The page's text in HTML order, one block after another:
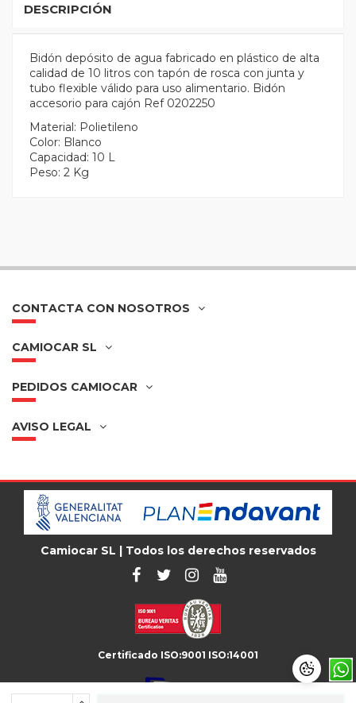
DESCRIPCIÓN
Bidón depósito de agua fabricado en plástico de alta
calidad de 10 litros con tapón de rosca con junta y
tubo flexible válido para uso alimentario. Bidón
accesorio para cajón Ref 0202250
Material: Polietileno
Color: Blanco
Capacidad: 10 L
Peso: 2 Kg
CONTACTA CON NOSOTROS
CAMIOCAR SL
PEDIDOS CAMIOCAR
AVISO LEGAL
Camiocar SL | Todos los derechos reservados
Certificado ISO:9001 ISO:14001